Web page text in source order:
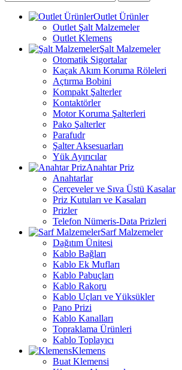
Outlet Ürünler
Outlet Şalt Malzemeler
Outlet Klemens
Şalt Malzemeler
Otomatik Sigortalar
Kaçak Akım Koruma Röleleri
Açtırma Bobini
Kompakt Şalterler
Kontaktörler
Motor Koruma Şalterleri
Pako Şalterler
Parafudr
Şalter Aksesuarları
Yük Ayırıcılar
Anahtar Priz
Anahtarlar
Çerçeveler ve Sıva Üstü Kasalar
Priz Kutuları ve Kasaları
Prizler
Telefon Nümeris-Data Prizleri
Sarf Malzemeler
Dağıtım Ünitesi
Kablo Bağları
Kablo Ek Mufları
Kablo Pabuçları
Kablo Rakoru
Kablo Uçları ve Yüksükler
Pano Prizi
Kablo Kanalları
Topraklama Ürünleri
Kablo Toplayıcı
Klemens
Buat Klemensi